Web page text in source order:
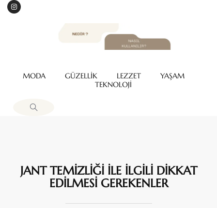
MODA GÜZELLİK LEZZET
YAŞAM
TEKNOLOJİ
JANT TEMİZLİĞİ İLE İLGİLİ DİKKAT
EDİLMESİ GEREKENLER